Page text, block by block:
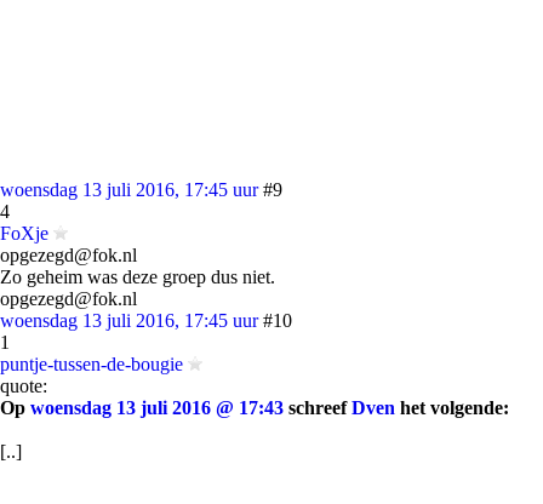
woensdag 13 juli 2016, 17:45 uur #9
4
FoXje
opgezegd@fok.nl
Zo geheim was deze groep dus niet.
opgezegd@fok.nl
woensdag 13 juli 2016, 17:45 uur #10
1
puntje-tussen-de-bougie
quote:
Op woensdag 13 juli 2016 @ 17:43 schreefDven het volgende:
[..]